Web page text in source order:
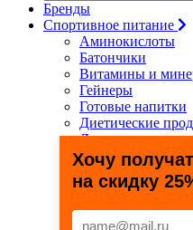
Бренды
Спортивное питание
Аминокислоты
Батончики
Витамины и
Гейнеры
Готовые напитки
Диетические
Для связок и
Жиросжигатели
Здоровье и
Креатин
Специальные
Хочу
на скидку